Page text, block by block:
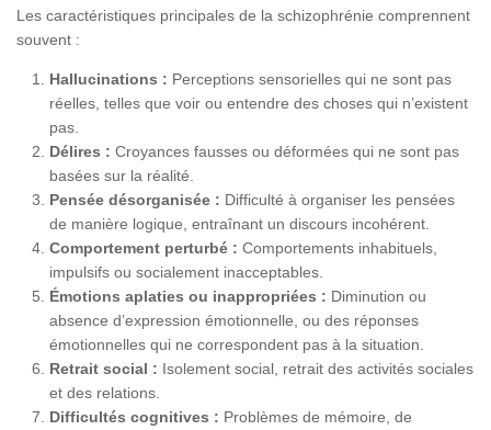
Les caractéristiques principales de la schizophrénie comprennent
souvent :
Hallucinations : Perceptions sensorielles qui ne sont pas
réelles, telles que voir ou entendre des choses qui n’existent
pas.
Délires : Croyances fausses ou déformées qui ne sont pas
basées sur la réalité.
Pensée désorganisée : Difficulté à organiser les pensées
de manière logique, entraînant un discours incohérent.
Comportement perturbé : Comportements inhabituels,
impulsifs ou socialement inacceptables.
Émotions aplaties ou inappropriées : Diminution ou
absence d’expression émotionnelle, ou des réponses
émotionnelles qui ne correspondent pas à la situation.
Retrait social : Isolement social, retrait des activités sociales
et des relations.
Difficultés cognitives : Problèmes de mémoire, de